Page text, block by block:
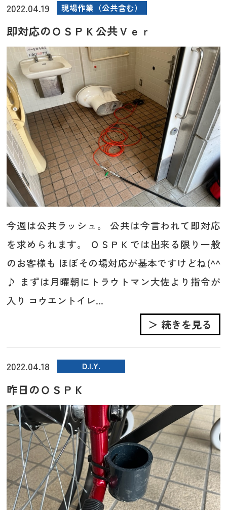
2022.04.19 現場作業（公共含む）
即対応のＯＳＰＫ公共Ｖｅｒ
今週は公共ラッシュ。 公共は今言われて即対応
を求められます。 ＯＳＰＫでは出来る限り一般
のお客様も ほぼその場対応が基本ですけどね(^^
♪ まずは月曜朝にトラウトマン大佐より指令が
入り コウエントイレ...
＞ 続きを見る
2022.04.18 D.I.Y.
昨日のＯＳＰＫ